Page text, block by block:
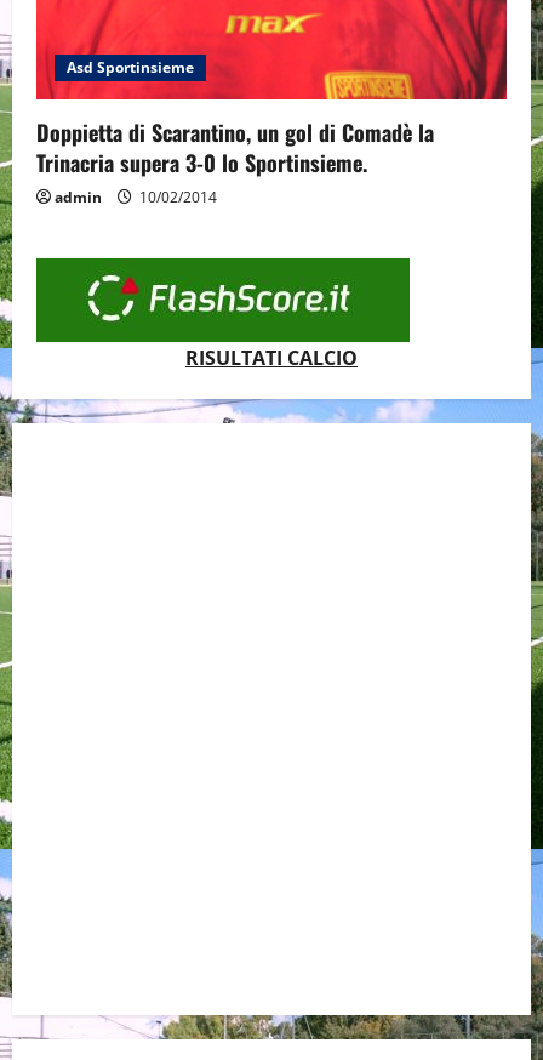
Asd Sportinsieme
Doppietta di Scarantino, un gol di Comadè la
Trinacria supera 3-0 lo Sportinsieme.
admin 10/02/2014
RISULTATI CALCIO